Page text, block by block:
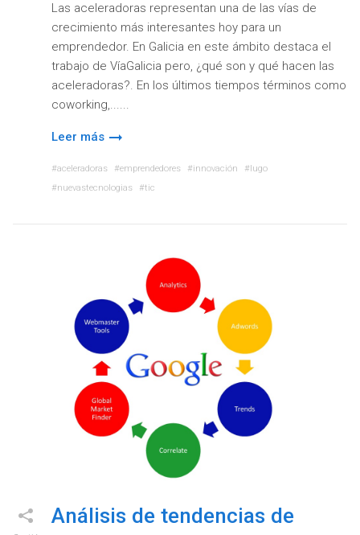
Las aceleradoras representan una de las vías de
crecimiento más interesantes hoy para un
emprendedor. En Galicia en este ámbito destaca el
trabajo de VíaGalicia pero, ¿qué son y qué hacen las
aceleradoras?. En los últimos tiempos términos como
coworking,...
Leer más
aceleradoras emprendedores innovación
lugo
nuevastecnologias
tic
Análisis de tendencias de